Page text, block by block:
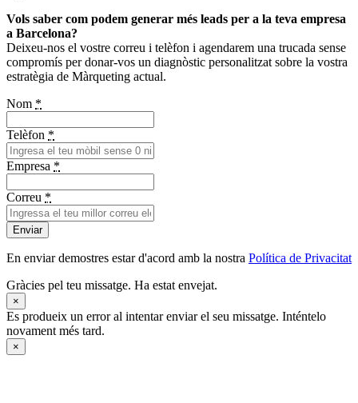
Vols saber com podem generar més leads per a la teva empresa
a Barcelona?
Deixeu-nos el vostre correu i telèfon i agendarem una trucada sense
compromís per donar-vos un diagnòstic personalitzat sobre la vostra
estratègia de Màrqueting actual.
Nom *
Telèfon *
Empresa *
Correu *
Enviar
En enviar demostres estar d'acord amb la nostra Política de Privacitat
Gràcies pel teu missatge. Ha estat envejat.
×
Es produeix un error al intentar enviar el seu missatge. Inténtelo
novament més tard.
×